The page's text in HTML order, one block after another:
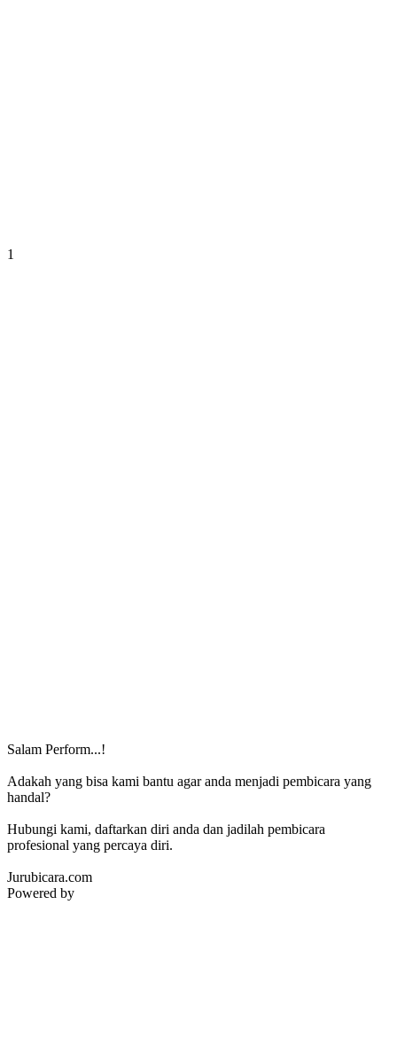
1
Salam Perform...!
Adakah yang bisa kami bantu agar anda menjadi pembicara yang
handal?
Hubungi kami, daftarkan diri anda dan jadilah pembicara
profesional yang percaya diri.
Jurubicara.com
Powered by